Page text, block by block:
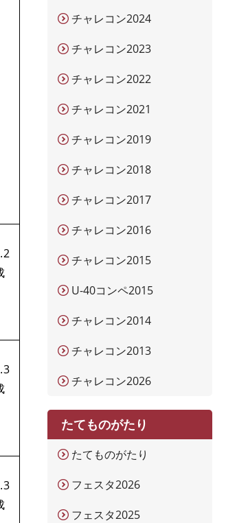
チャレコン2024
チャレコン2023
チャレコン2022
チャレコン2021
チャレコン2019
チャレコン2018
チャレコン2017
チャレコン2016
チャレコン2015
U-40コンペ2015
チャレコン2014
チャレコン2013
チャレコン2026
たてものがたり
たてものがたり
フェスタ2026
フェスタ2025